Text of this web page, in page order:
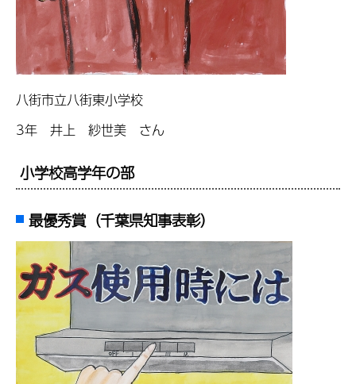
八街市立八街東小学校
3年 井上 紗世美 さん
小学校高学年の部
最優秀賞（千葉県知事表彰）